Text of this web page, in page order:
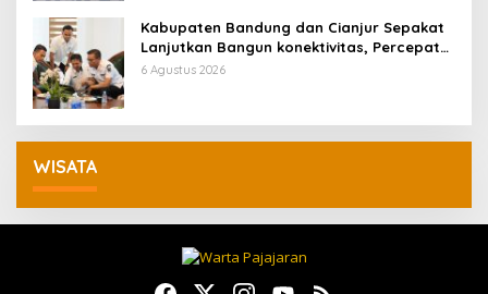
Kabupaten Bandung dan Cianjur Sepakat
Lanjutkan Bangun konektivitas, Percepat
Pertumbuhan Ekonomi Daerah
6 Agustus 2026
WISATA